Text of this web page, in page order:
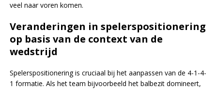
veel naar voren komen.
Veranderingen in spelerspositionering
op basis van de context van de
wedstrijd
Spelerspositionering is cruciaal bij het aanpassen van de 4-1-4-
1 formatie. Als het team bijvoorbeeld het balbezit domineert,